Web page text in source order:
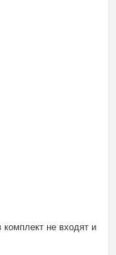
не входят и